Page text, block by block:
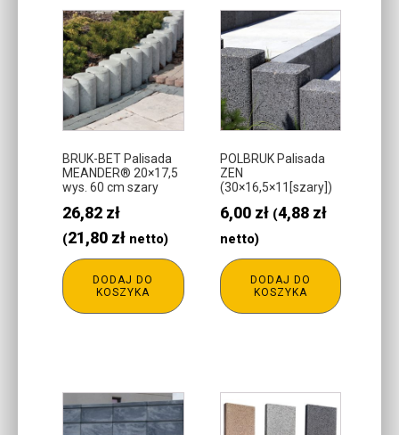
BRUK-BET Palisada
MEANDER® 20×17,5
wys. 60 cm szary
26,82 zł
(21,80 zł netto)
DODAJ DO
KOSZYKA
POLBRUK Palisada
ZEN
(30×16,5×11[szary])
6,00 zł (4,88 zł
netto)
DODAJ DO
KOSZYKA